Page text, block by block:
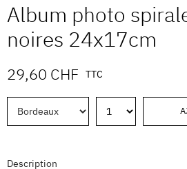
Album photo
noires 24x17cm
29,60 CHF TTC
Description